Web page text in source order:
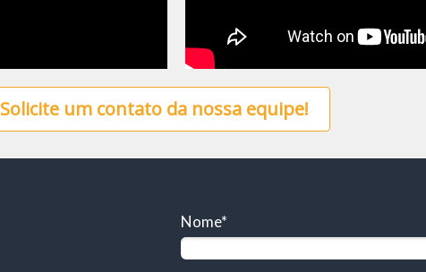
Solicite um contato da nossa equipe!
Nome*